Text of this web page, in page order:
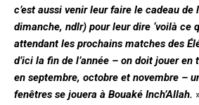
c’est aussi venir leur faire le cadeau de
dimanche, ndlr) pour leur dire ‘voilà ce
attendant les prochains matches des
d’ici la fin de l’année – on doit jouer
en septembre, octobre et novembre –
fenêtres se jouera à Bouaké Inch’Allah.